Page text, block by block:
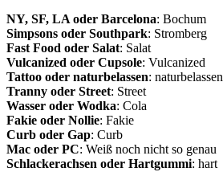
NY, SF, LA oder Barcelona: Bochum
Simpsons oder Southpark: Stromberg
Fast Food oder Salat: Salat
Vulcanized oder Cupsole: Vulcanized
Tattoo oder naturbelassen: naturbelassen
Tranny oder Street: Street
Wasser oder Wodka: Cola
Fakie oder Nollie: Fakie
Curb oder Gap: Curb
Mac oder PC: Weiß noch nicht so genau
Schlackerachsen oder Hartgummi: hart